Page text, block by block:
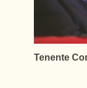
Tenente